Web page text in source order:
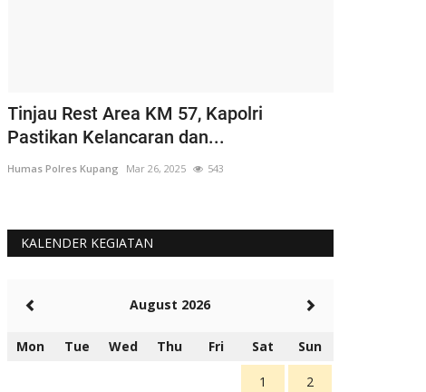
Tinjau Rest Area KM 57, Kapolri
Pastikan Kelancaran dan...
Humas Polres Kupang Mar 26, 2025 543
KALENDER KEGIATAN
August 2026
Mon Tue Wed Thu Fri Sat Sun
1 2